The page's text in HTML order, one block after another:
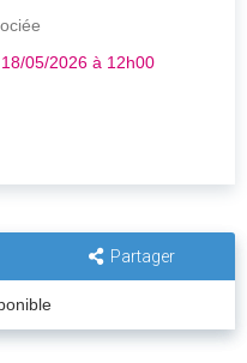
18/05/2026 à 12h00
Partager